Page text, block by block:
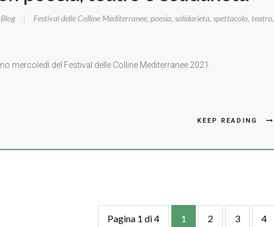
Blog | Festival delle Colline Mediterranee, poesia, solidarietà, spettacolo, teatro,
mercoledì del Festival delle Colline Mediterranee 2021.
KEEP READING
Pagina 1 di 4 1 2 3 4